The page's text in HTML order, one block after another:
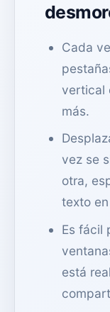
Cada
vertical
más.
vez se
otra,
texto
Es fácil
está